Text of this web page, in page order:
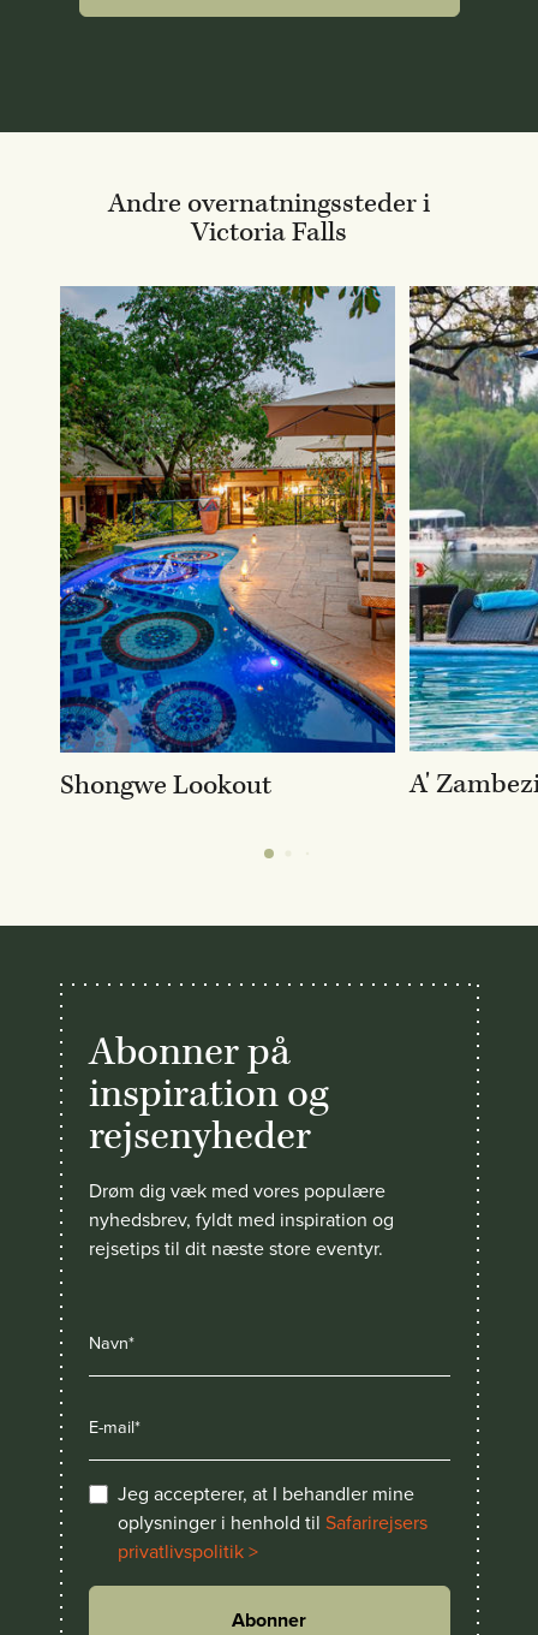
Andre overnatningssteder i
Victoria Falls
Shongwe Lookout A'
Abonner på
inspiration og
rejsenyheder
Drøm dig væk med vores populære
nyhedsbrev, fyldt med inspiration og
rejsetips til dit næste store eventyr.
Jeg accepterer, at I behandler mine
oplysninger i henhold til Safarirejsers
privatlivspolitik >
Abonner